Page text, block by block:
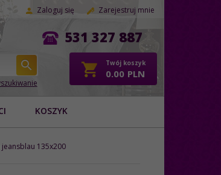
Zaloguj się Zarejestruj mnie
531 327 887
Twój koszyk
0.00 PLN
KOSZYK
135x200